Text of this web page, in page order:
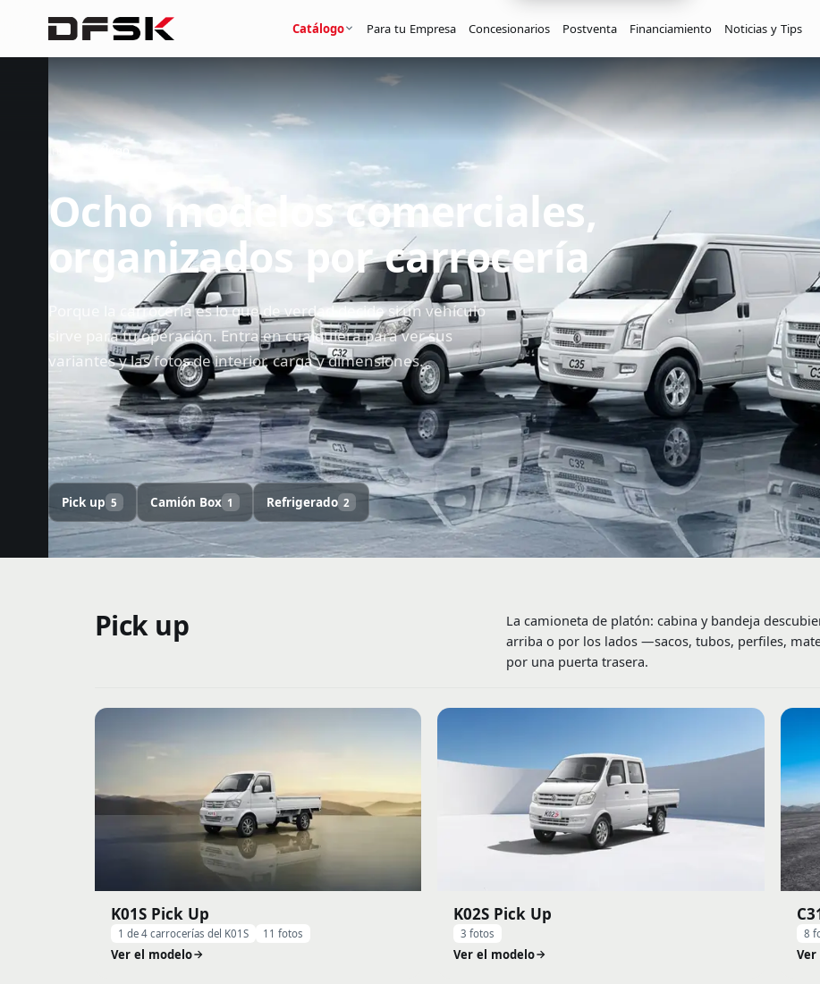
Catálogo
K01S Pick Up
Desde $14.450
Para tu Empresa Concesionarios Postventa Financiamiento Noticias y Tips
Catálogo
Ocho modelos comerciales,
organizados por carrocería
Porque la carrocería es lo que de verdad decide si un vehículo
sirve para tu operación. Entra en cualquiera para ver sus
variantes y las fotos de interior, carga y dimensiones.
Pick up 5 Camión Box 1 Refrigerado 2
Pick up
La camioneta de platón: cabina y bandeja
arriba o por los lados —sacos, tubos, perfiles,
por una puerta trasera.
K01S Pick Up
1 de 4 carrocerías del K01S 11 fotos
Ver el modelo
K02S Pick Up
3 fotos
Ver el modelo
8
Ver